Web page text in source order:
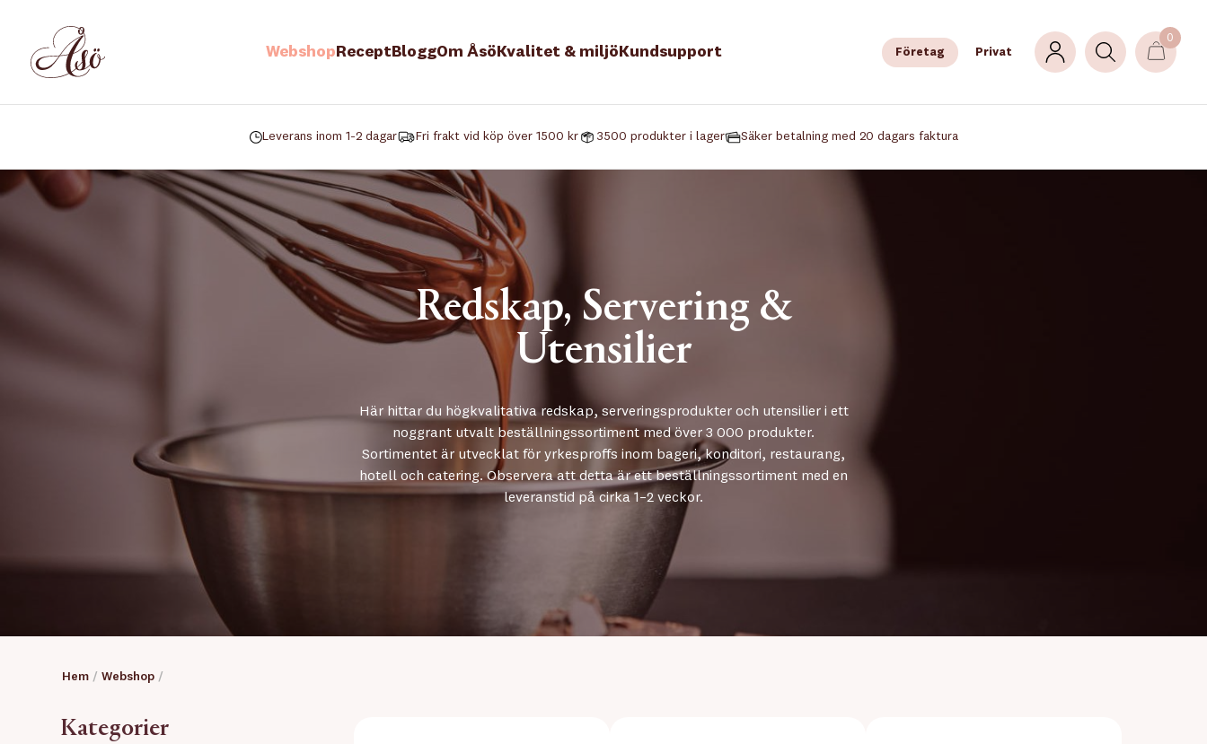
Webshop ReceptBloggOm Åsö Kvalitet & miljö Kundsupport Företag Privat
0
Leverans inom 1-2 dagar Fri frakt vid köp över 1500 kr 3500 produkter i lager Säker betalning med 20 dagars faktura
Redskap, Servering &
Utensilier
Här hittar du högkvalitativa redskap, serveringsprodukter och utensilier i ett
noggrant utvalt beställningssortiment med över 3 000 produkter.
Sortimentet är utvecklat för yrkesproffs inom bageri, konditori, restaurang,
hotell och catering. Observera att detta är ett beställningssortiment med en
leveranstid på cirka 1–2 veckor.
Hem / Webshop /
Kategorier